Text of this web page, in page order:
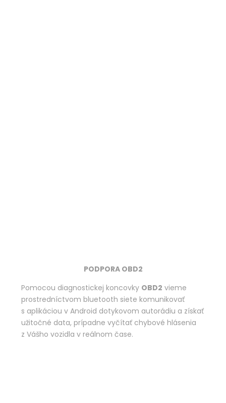
PODPORA OBD2
Pomocou diagnostickej koncovky OBD2 vieme
prostredníctvom bluetooth siete komunikovať
s aplikáciou v Android dotykovom autorádiu a získať
užitočné data, prípadne vyčítať chybové hlásenia
z Vášho vozidla v reálnom čase.